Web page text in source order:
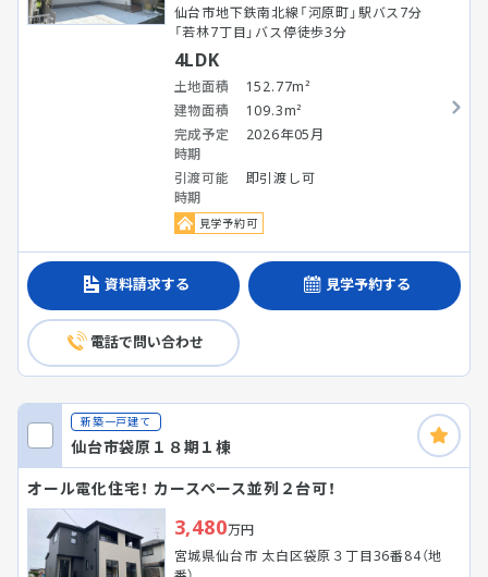
仙台市地下鉄南北線「河原町」駅バス7分
「若林7丁目」バス停徒歩3分
4LDK
土地面積
152.77m²
建物面積
109.3m²
完成予定
時期
2026年05月
引渡可能
時期
即引渡し可
見学予約可
資料請求する 見学予約する
電話で問い合わせ
新築一戸建て
仙台市袋原１８期１棟
オール電化住宅！ カースペース並列２台可！
3,480万円
宮城県仙台市 太白区袋原３丁目36番84（地